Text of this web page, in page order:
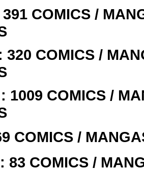
391 COMICS /
320 COMICS /
: 1009 COMICS /
COMICS /
: 83 COMICS /